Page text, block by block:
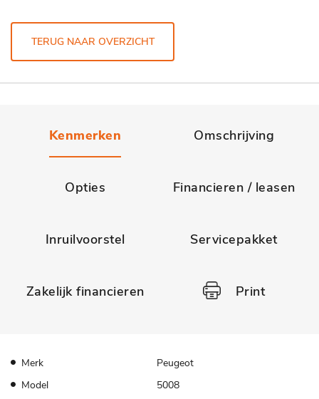
TERUG NAAR OVERZICHT
Kenmerken Omschrijving
Opties Financieren / leasen
Inruilvoorstel Servicepakket
Zakelijk financieren Print
Merk
Peugeot
Model
5008